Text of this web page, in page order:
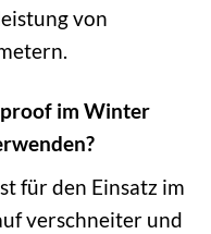
von
im Winter
für den Einsatz im
verschneiter und